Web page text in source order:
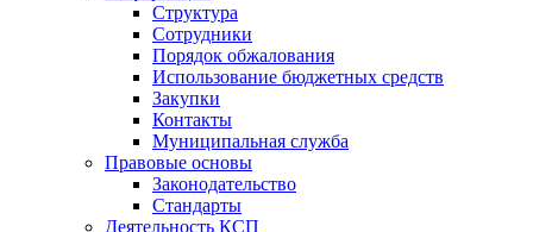
Структура
Сотрудники
Порядок обжалования
Использование бюджетных средств
Закупки
Контакты
Муниципальная служба
Правовые основы
Законодательство
Стандарты
Деятельность КСП